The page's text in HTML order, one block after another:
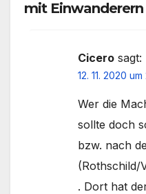
mit Einwanderern
Cicero sagt:
12. 11. 2020
Wer die
sollte doch
bzw. nach
(Rothschild/
. Dort hat